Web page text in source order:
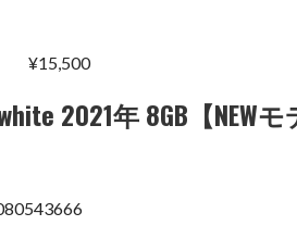
¥15,500
2021年 8GB【NEWモ